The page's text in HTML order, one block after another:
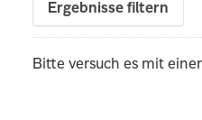
Ergebnisse filtern
Bitte versuch es mit